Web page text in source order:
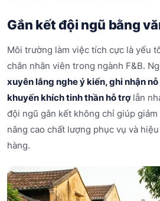
Gắn kết đội ngũ bằng
Môi trường làm việc tích cực là yếu
chân nhân viên trong ngành F&B.
xuyên lắng nghe ý kiến, ghi nhận
khuyến khích tinh thần hỗ trợlẫn
đội ngũ gắn kết không chỉ giúp
nâng cao chất lượng phục vụ và
hàng.